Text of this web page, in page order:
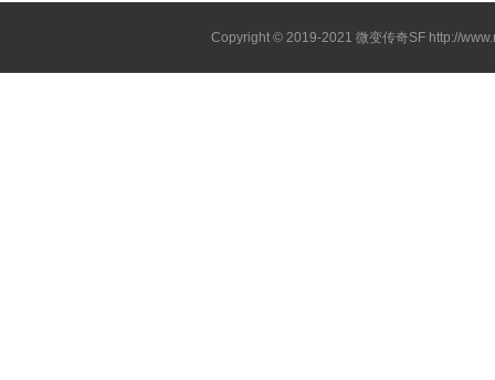
Copyright © 2019-2021 微变传奇SF http://